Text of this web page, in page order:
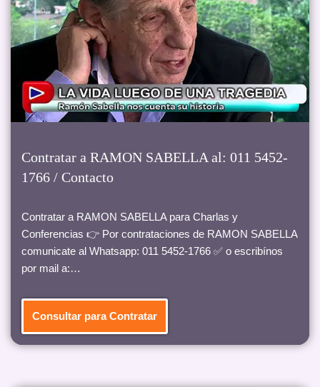
Contratar a RAMON SABELLA al: 011 5452-
1766 / Contacto
Contratar a RAMON SABELLA para Charlas y
Conferencias 👉 Por contrataciones de RAMON SABELLA
comunicate al Whatsapp: 011 5452-1766 ✅ o escribínos
por mail a:…
Consultar para Contratar